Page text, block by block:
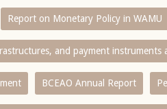
Report on Monetary Policy in WAMU
and payment instruments
BCEAO Annual Report